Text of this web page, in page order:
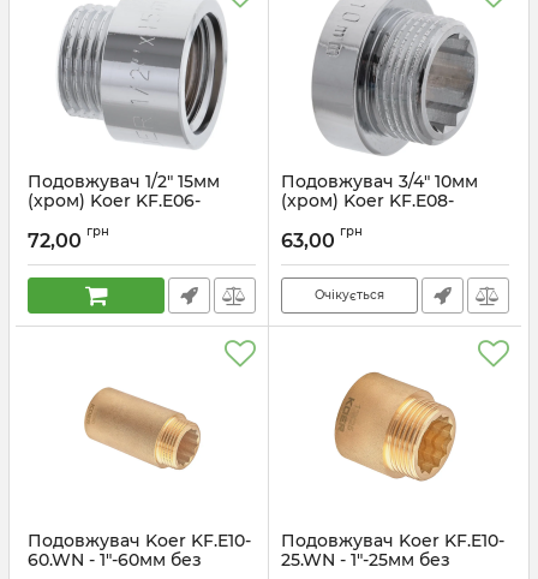
Подовжувач 1/2" 15мм
(хром) Koer KF.E06-
Артикул: KF0093
72,00 грн
Подовжувач 3/4" 10мм
(хром) Koer KF.E08-
Артикул: KF0104
63,00 грн
Очікується
Подовжувач Koer KF.E10-
60.WN - 1"-60мм без
Подовжувач Koer KF.E10-
25.WN - 1"-25мм без